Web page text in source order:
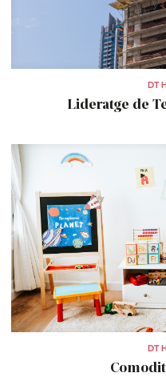
DT
Lideratge de
DT